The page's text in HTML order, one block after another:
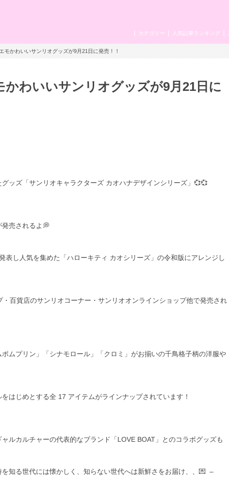
人気記事ランキング
カテゴリー
かわいいサンリオグッズが9月21日に発売！！
わいいサンリオグッズが9月21日に
ッズ「サンリオキャラクターズ カオハナデザインシリーズ」💞💞
売されるよ💭
表し人気を集めた「ハローキティ カオシリーズ」の令和版にアレンジし
百貨店のサンリオコーナー・サンリオオンラインショップ他で発売され
ムプリン」「シナモロール」「クロミ」がお揃いの千鳥格子柄の洋服や
はじめとする全 17 アイテムがラインナップされています！
ルカルチャーの代表的なブランド「LOVE BOAT」とのコラボグッズも
知る世代には懐かしく、知らない世代へは新鮮さをお届け、、💌 –